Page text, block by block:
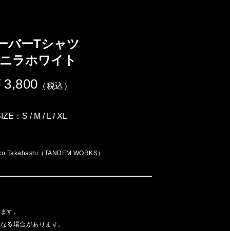
バーTシャツ
ラホワイト
3,800 （税込）
：S / M / L / XL
Takahashi（TANDEM WORKS）
す。
る場合があります。